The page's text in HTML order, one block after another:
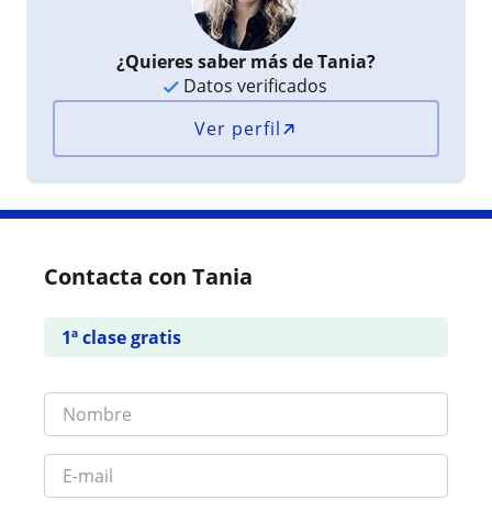
¿Quieres saber más de Tania?
Datos verificados
Ver perfil
Contacta con Tania
1ª clase gratis